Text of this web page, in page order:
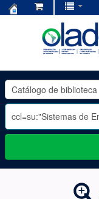
OLADE
-